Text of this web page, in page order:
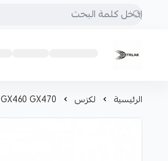
Motrlak
الرئيسية لكزس GX460 GX470